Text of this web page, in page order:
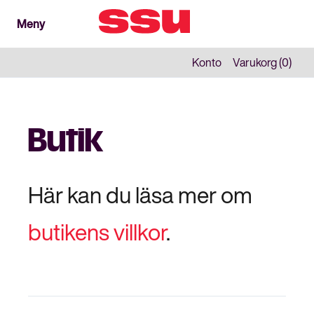
Stäng
MenyMeny
Konto Varukorg (0)
Butik
Här kan du läsa mer om
butikens villkor.